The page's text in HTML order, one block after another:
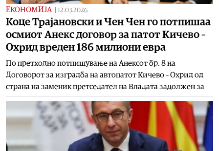
ЕКОНОМИЈА 12.03.2026
Коце Трајановски и Чен Чен го потпишаа
осмиот Анекс договор за патот Кичево –
Охрид вреден 186 милиони евра
По претходно потпишување на Анексот бр. 8 на
Договорот за изградба на автопатот Кичево – Охрид од
страна на заменик претседател на Владата задолжен за